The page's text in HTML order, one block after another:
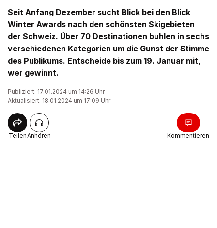
Seit Anfang Dezember sucht Blick bei den Blick
Winter Awards nach den schönsten Skigebieten
der Schweiz. Über 70 Destinationen buhlen in sechs
verschiedenen Kategorien um die Gunst der Stimme
des Publikums. Entscheide bis zum 19. Januar mit,
wer gewinnt.
Publiziert: 17.01.2024 um 14:26 Uhr
Aktualisiert: 18.01.2024 um 17:09 Uhr
TeilenAnhören Kommentieren